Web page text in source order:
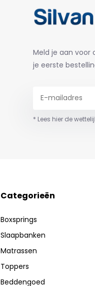
Meld je aan voor
je eerste
* Lees hier de
Categorieën
Boxsprings
Slaapbanken
Matrassen
Toppers
Beddengoed